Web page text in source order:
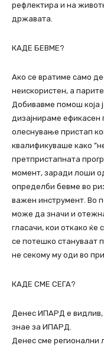
рефлектира и на
државата.
КАДЕ БЕВМЕ?
Ако се вратиме само
неискористен, а
Добивавме помош која
дизајнираме ефикасен
олеснување пристап
квалификуваше како
претпристапната
момент, заради лоши
определби бевме во
важен инструмент. Во
може да значи и
гласачи, кои откако ќе
се потешко стануваат
не секому му оди во
КАДЕ СМЕ СЕГА?
Денес ИПАРД е видлив,
знае за ИПАРД.
Денес сме регионални